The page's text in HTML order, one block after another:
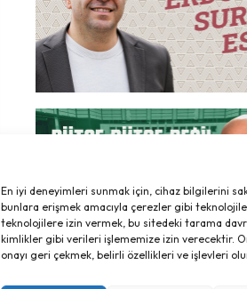
En iyi deneyimleri sunmak için, cihaz bilgilerini
bunlara erişmek amacıyla çerezler gibi
teknolojilere izin vermek, bu sitedeki tarama
kimlikler gibi verileri işlememize izin verecektir.
onayı geri çekmek, belirli özellikleri ve işlevleri